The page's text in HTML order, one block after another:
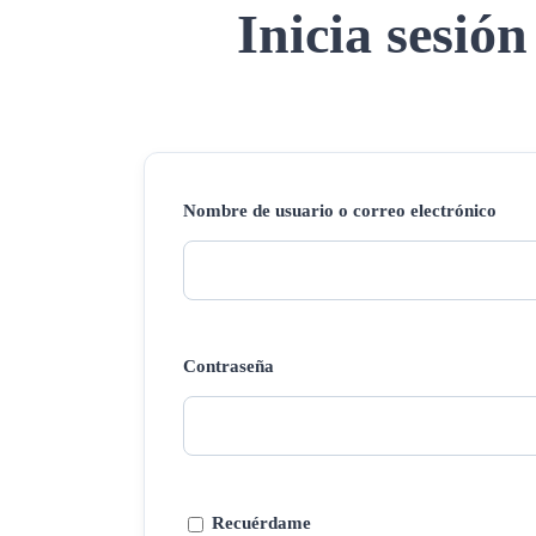
Inicia sesión
Nombre de usuario o correo electrónico
Contraseña
Recuérdame